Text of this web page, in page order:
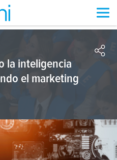
la inteligencia
el marketing